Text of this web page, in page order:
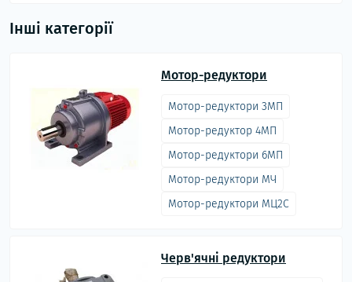
Інші категорії
Мотор-редуктори
Мотор-редуктори 3МП
Мотор-редуктор 4МП
Мотор-редуктори 6МП
Мотор-редуктори МЧ
Мотор-редуктори МЦ2С
Черв'ячні редуктори